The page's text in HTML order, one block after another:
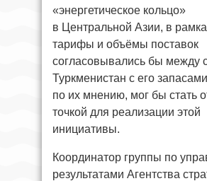
«энергетическое кольцо»
в Центральной Азии, в
тарифы и объёмы поставок
согласовывались бы между
Туркменистан с его
по их мнению, мог бы стать
точкой для реализации этой
инициативы.
Координатор группы по
результатами Агентства